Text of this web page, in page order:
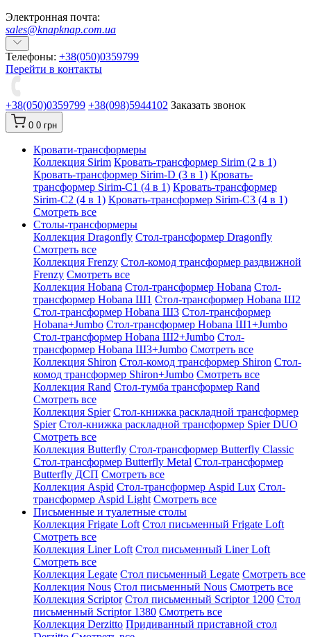
Электронная почта:
sales@knapknap.com.ua
Телефоны: +38(050)0359799
Перейти в контакты
+38(050)0359799 +38(098)5944102 Заказать звонок
0 0 грн
Кровати-трансформеры
Коллекция Sirim Кровать-трансформер Sirim (2 в 1)
Кровать-трансформер Sirim-D (3 в 1) Кровать-
трансформер Sirim-C1 (4 в 1) Кровать-трансформер
Sirim-C2 (4 в 1) Кровать-трансформер Sirim-C3 (4 в 1)
Смотреть все
Cтолы-трансформеры
Коллекция Dragonfly Стол-трансформер Dragonfly
Смотреть все
Коллекция Frenzy Стол-комод трансформер раздвижной
Frenzy Смотреть все
Коллекция Hobana Стол-трансформер Hobana Стол-
трансформер Hobana Ш1 Стол-трансформер Hobana Ш2
Стол-трансформер Hobana Ш3 Стол-трансформер
Hobana+Jumbo Стол-трансформер Hobana Ш1+Jumbo
Стол-трансформер Hobana Ш2+Jumbo Стол-
трансформер Hobana Ш3+Jumbo Смотреть все
Коллекция Shiron Стол-комод трансформер Shiron Стол-
комод трансформер Shiron+Jumbo Смотреть все
Коллекция Rand Стол-тумба трансформер Rand
Смотреть все
Коллекция Spier Стол-книжка раскладной трансформер
Spier Стол-книжка раскладной трансформер Spier DUO
Смотреть все
Коллекция Butterfly Стол-трансформер Butterfly Classic
Стол-трансформер Butterfly Metal Стол-трансформер
Butterfly ДСП Смотреть все
Коллекция Aspid Стол-трансформер Aspid Lux Стол-
трансформер Aspid Light Смотреть все
Письменные и туалетные столы
Коллекция Frigate Loft Стол письменный Frigate Loft
Смотреть все
Коллекция Liner Loft Стол письменный Liner Loft
Смотреть все
Коллекция Legate Стол письменный Legate Смотреть все
Коллекция Nous Стол письменный Nous Смотреть все
Коллекция Scriptor Стол письменный Scriptor 1200 Стол
письменный Scriptor 1380 Смотреть все
Коллекция Derzitto Придиванный приставной стол